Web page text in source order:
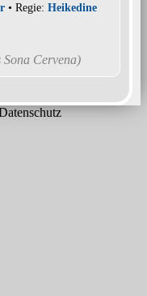
• Regie: Heikedine
Sona Cervena)